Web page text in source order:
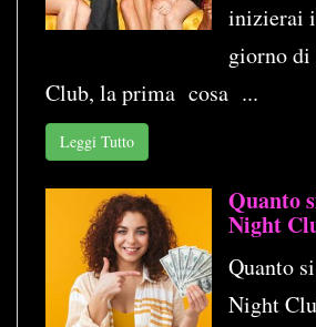
inizierai
giorno
Club, la prima cosa ...
Leggi Tutto
Quanto
Night
Quanto
Night